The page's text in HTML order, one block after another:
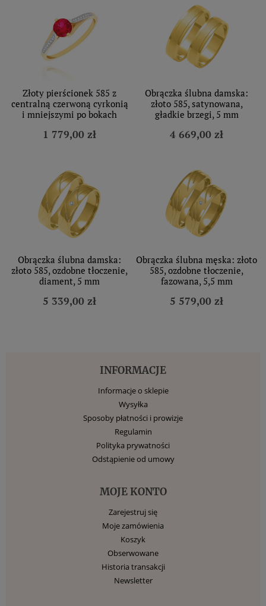
Złoty pierścionek 585 z
centralną czerwoną cyrkonią
i mniejszymi po bokach
1 779,00 zł
Obrączka ślubna damska:
złoto 585, satynowana,
gładkie brzegi, 5 mm
4 669,00 zł
Obrączka ślubna damska:
złoto 585, ozdobne tłoczenie,
diament, 5 mm
5 339,00 zł
Obrączka ślubna męska: złoto
585, ozdobne tłoczenie,
fazowana, 5,5 mm
5 579,00 zł
INFORMACJE
Informacje o sklepie
Wysyłka
Sposoby płatności i prowizje
Regulamin
Polityka prywatności
Odstąpienie od umowy
MOJE KONTO
Zarejestruj się
Moje zamówienia
Koszyk
Obserwowane
Historia transakcji
Newsletter